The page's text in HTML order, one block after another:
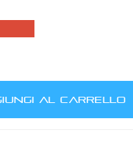
AL CARRELLO